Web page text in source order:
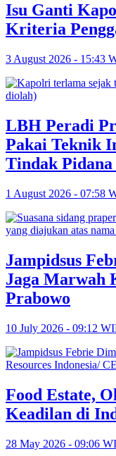
Isu Ganti
Kriteria
3 August 2026 - 15:43
LBH Peradi
Pakai Teknik
Tindak
1 August 2026 - 07:58
Jampidsus
Jaga Marwah
Prabowo
10 July 2026 - 09:12
Food Estate,
Keadilan di
28 May 2026 - 09:06